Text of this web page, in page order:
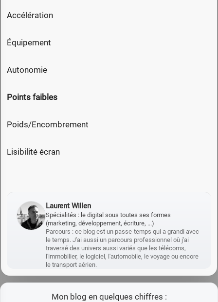
Accélération
Équipement
Autonomie
Points faibles
Poids/Encombrement
Lisibilité écran
Laurent Willen
Spécialités : le digital sous toutes ses formes
(marketing, développement, écriture, ...)
Parcours : ce blog est un passe-temps qui a grandi avec
le temps. J'ai aussi un parcours professionnel où j'ai
traversé des univers aussi variés que les télécoms,
l'immobilier, le logiciel, l'automobile, le voyage ou encore
le transport aérien.
Mon blog en quelques chiffres :